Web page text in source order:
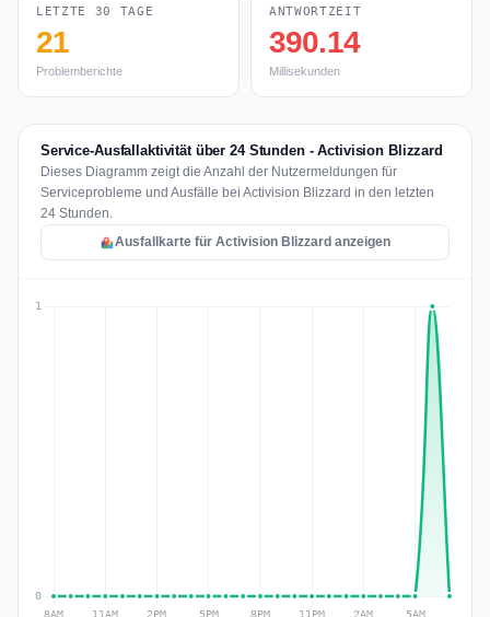
LETZTE 30 TAGE
21
Problemberichte
ANTWORTZEIT
390.14
Millisekunden
Service-Ausfallaktivität über 24 Stunden - Activision Blizzard
Dieses Diagramm zeigt die Anzahl der Nutzermeldungen für
Serviceprobleme und Ausfälle bei Activision Blizzard in den letzten
24 Stunden.
Ausfallkarte für Activision Blizzard anzeigen